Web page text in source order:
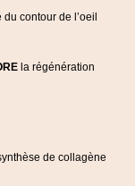
du contour de l’oeil
la régénération
de collagène